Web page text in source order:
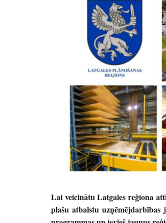
Lai veicinātu Latgales reģiona
plašu atbalstu